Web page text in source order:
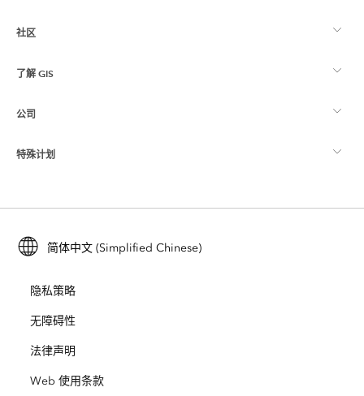
ArcGIS 概览
制图
Esri Store
社区
Esri 社区
ArcGIS 博客
用户研究和测试
Esri 年轻专家关系网
了解 GIS
什么是 GIS？
位置智能
培训
ArcUser
ArcNews
ArcWatch
Esri Press
公司
关于 Esri
招贤纳士
开放视野
业务行为准则
特殊计划
ArcGIS for Student Use
保护
教育
简体中文 (Simplified Chinese)
隐私策略
无障碍性
法律声明
Web 使用条款